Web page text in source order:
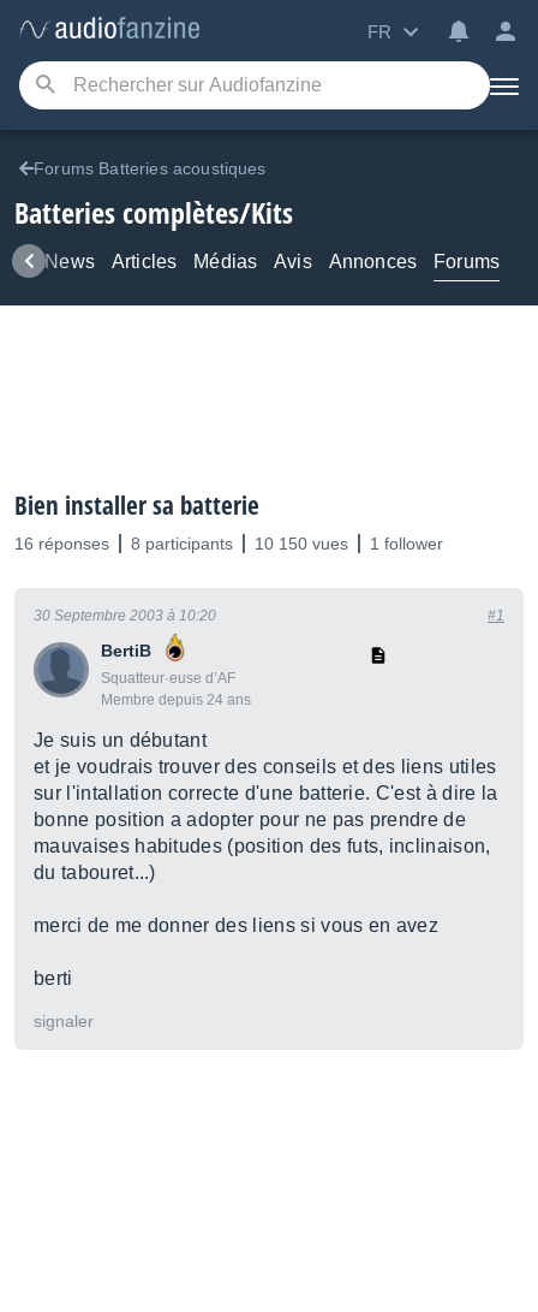
FR
Forums Batteries acoustiques
Batteries complètes/Kits
News Articles Médias Avis Annonces Forums
Bien installer sa batterie
16 réponses 8 participants 10 150 vues 1 follower
BertiB
Squatteur·euse d’AF
Membre depuis 24 ans
30 Septembre 2003 à 10:20 #1
Je suis un débutant
et je voudrais trouver des conseils et des liens utiles
sur l'intallation correcte d'une batterie. C'est à dire la
bonne position a adopter pour ne pas prendre de
mauvaises habitudes (position des futs, inclinaison,
du tabouret...)
merci de me donner des liens si vous en avez
berti
signaler